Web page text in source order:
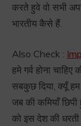
करते हुवे वो सभी
भारतीय कैसे हैं.
Also Check :
हमे गर्व होना
सबकुछ दिया, क्यूँ
जब की कमियाँ छिपी
को इस देश की धरती